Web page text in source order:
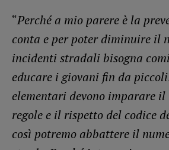
“Perché a mio parere è la
conta e per poter diminuire il
incidenti stradali bisogna
educare i giovani fin da
elementari devono imparare
regole e il rispetto del codice
così potremo abbattere il